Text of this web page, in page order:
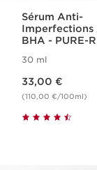
Sérum Anti-
Imperfections
BHA - PURE-
30 ml
33,00 €
(110,00 €/100ml)